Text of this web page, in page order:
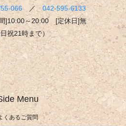
066／ 042-595-6133
～20:00 [定休日]無
日祝21時まで）
Menu
くあるご質問